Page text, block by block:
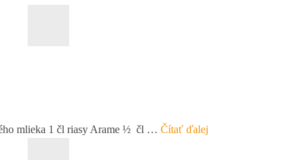
mlieka 1 čl riasy Arame ½ čl … Čítať ďalej